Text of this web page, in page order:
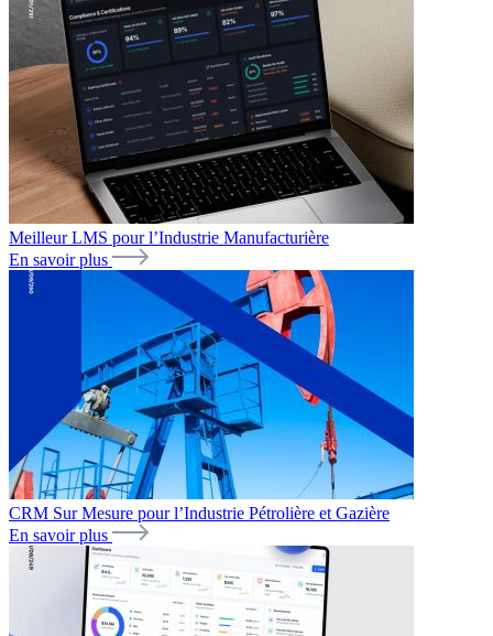
Meilleur LMS pour l’Industrie Manufacturière
En savoir plus
CRM Sur Mesure pour l’Industrie Pétrolière et Gazière
En savoir plus